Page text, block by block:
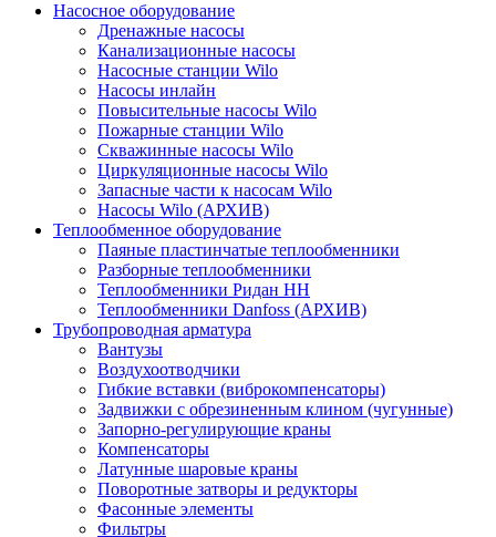
Насосное оборудование
Дренажные насосы
Канализационные насосы
Насосные станции Wilo
Насосы инлайн
Повысительные насосы Wilo
Пожарные станции Wilo
Скважинные насосы Wilo
Циркуляционные насосы Wilo
Запасные части к насосам Wilo
Насосы Wilo (АРХИВ)
Теплообменное оборудование
Паяные пластинчатые теплообменники
Разборные теплообменники
Теплообменники Ридан НН
Теплообменники Danfoss (АРХИВ)
Трубопроводная арматура
Вантузы
Воздухоотводчики
Гибкие вставки (виброкомпенсаторы)
Задвижки с обрезиненным клином (чугунные)
Запорно-регулирующие краны
Компенсаторы
Латунные шаровые краны
Поворотные затворы и редукторы
Фасонные элементы
Фильтры